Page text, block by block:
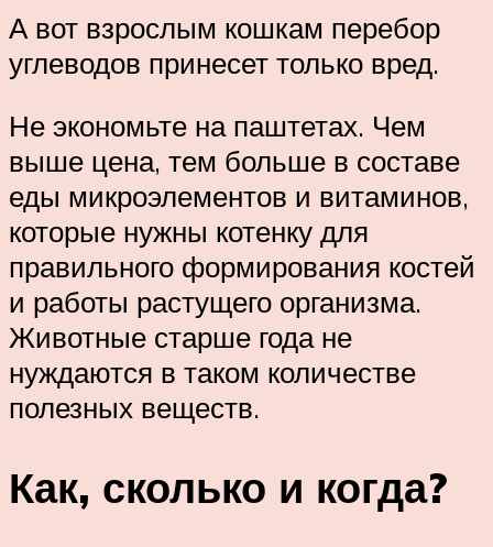
А вот взрослым кошкам перебор
углеводов принесет только вред.
Не экономьте на паштетах. Чем
выше цена, тем больше в составе
еды микроэлементов и витаминов,
которые нужны котенку для
правильного формирования костей
и работы растущего организма.
Животные старше года не
нуждаются в таком количестве
полезных веществ.
Как, сколько и когда?